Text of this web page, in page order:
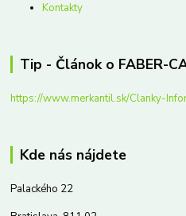
Kontakty
Tip - Článok o FABER-
https://www.merkantil.sk/Clanky-
Kde nás nájdete
Palackého 22